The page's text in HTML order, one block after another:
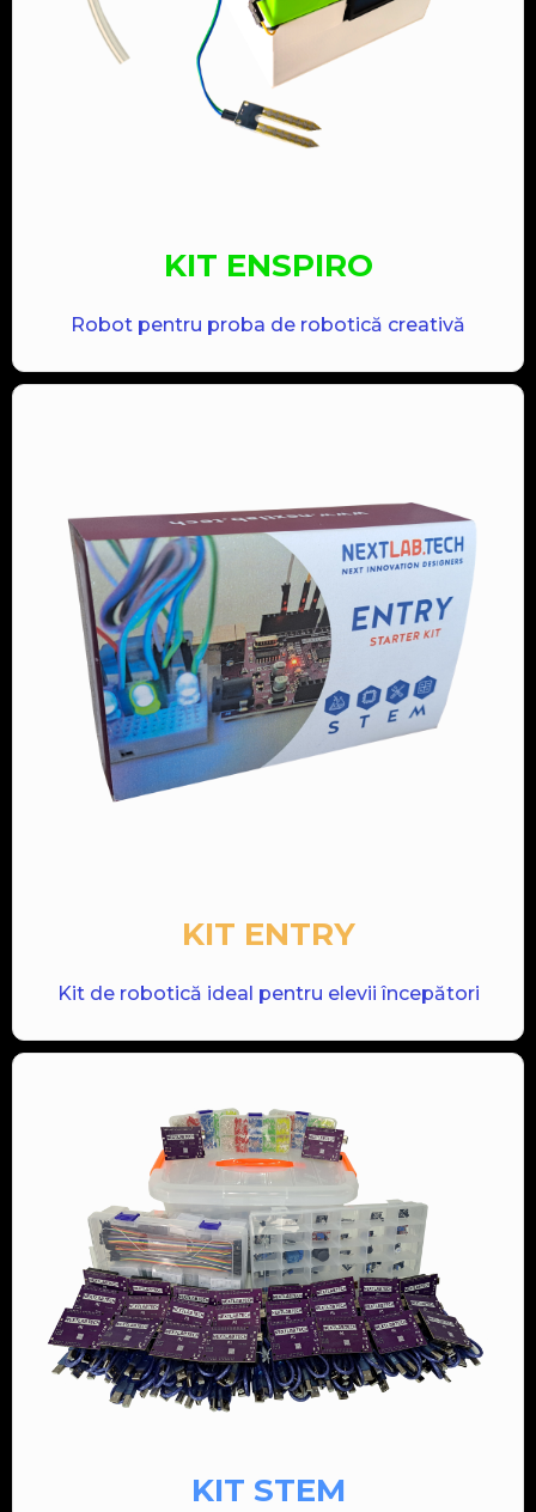
KIT ENSPIRO
Robot pentru proba de robotică creativă
KIT ENTRY
Kit de robotică ideal pentru elevii începători
KIT STEM